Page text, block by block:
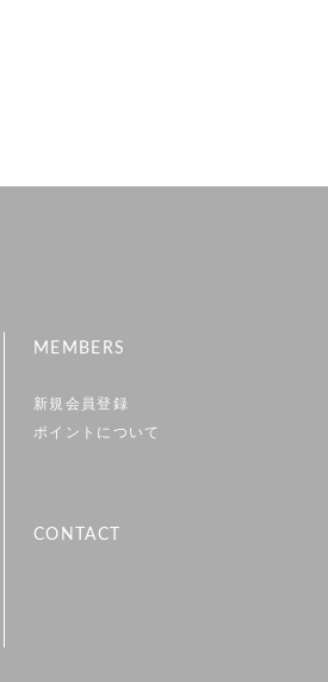
MEMBERS
新規会員登録
ポイントについて
CONTACT